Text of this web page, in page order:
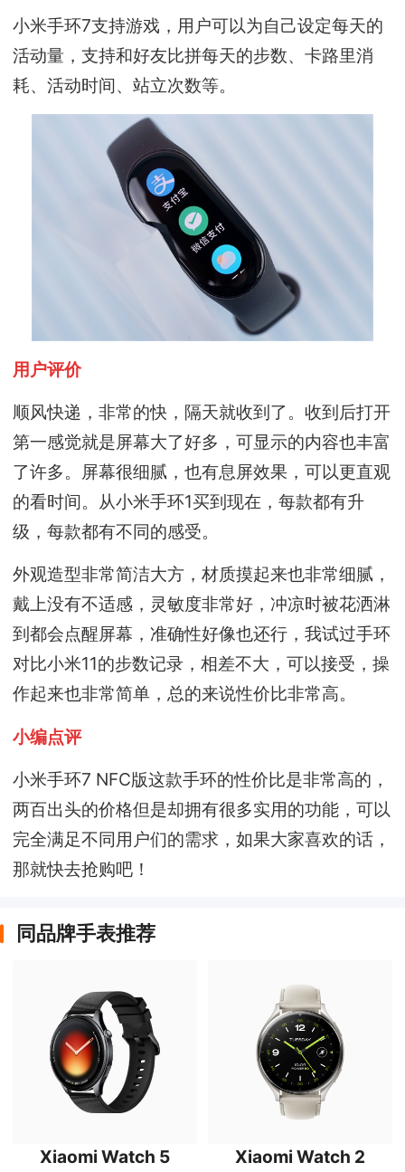
小米手环7支持游戏，用户可以为自己设定每天的
活动量，支持和好友比拼每天的步数、卡路里消
耗、活动时间、站立次数等。
用户评价
顺风快递，非常的快，隔天就收到了。收到后打开
第一感觉就是屏幕大了好多，可显示的内容也丰富
了许多。屏幕很细腻，也有息屏效果，可以更直观
的看时间。从小米手环1买到现在，每款都有升
级，每款都有不同的感受。
外观造型非常简洁大方，材质摸起来也非常细腻，
戴上没有不适感，灵敏度非常好，冲凉时被花洒淋
到都会点醒屏幕，准确性好像也还行，我试过手环
对比小米11的步数记录，相差不大，可以接受，操
作起来也非常简单，总的来说性价比非常高。
小编点评
小米手环7 NFC版这款手环的性价比是非常高的，
两百出头的价格但是却拥有很多实用的功能，可以
完全满足不同用户们的需求，如果大家喜欢的话，
那就快去抢购吧！
同品牌手表推荐
Xiaomi Watch 5 Xiaomi Watch 2